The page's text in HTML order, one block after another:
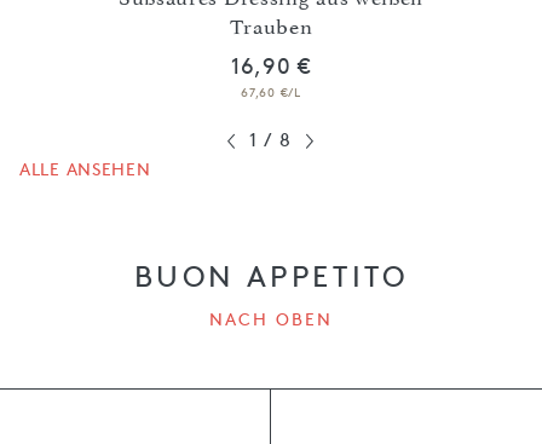
Trauben
16,90 €
67,60 €/L
1 / 8
ALLE ANSEHEN
BUON APPETITO
NACH OBEN